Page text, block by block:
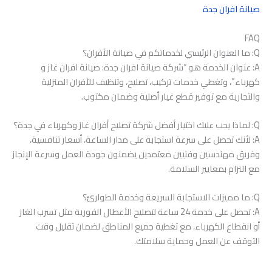
صيانة افران جدة
FAQ
Q: ما العنوان الرئيسي لخدماتكم في صيانة الأفران؟
A: عنوان الخدمة هو “شركة صيانة افران جدة: صيانة افران غاز و
كهرباء”، وتغطي خدمات تركيب، تصليح، وتنظيف للأفران المنزلية
والتجارية مع توفير قطع غيار أصلية وضمان مكتوب.
Q: لماذا يجب عليك اختيار أفضل شركة تصليح أفران غاز وكهرباء في جدة؟
A: لأنك تحصل على سرعة استجابة على مدار الساعة، أسعار تنافسية،
وفريق مهندسين وفنيين معتمدين يضمنون جودة العمل وسرعة الإنجاز
مع التزام بمعايير السلامة.
Q: ما مميزات الاستجابة السريعة وخدمة الطوارئ؟
A: تحصل على خدمة 24 ساعة لتصليح الأعطال الفورية مثل تسرب الغاز
أو انقطاع الكهرباء، مع تغطية جميع المناطق لضمان تقليل وقت
التوقف عن العمل وحماية سلامتك.